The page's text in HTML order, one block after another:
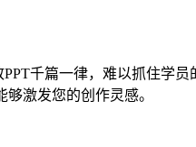
千篇一律，难以抓住学
激发您的创作灵感。